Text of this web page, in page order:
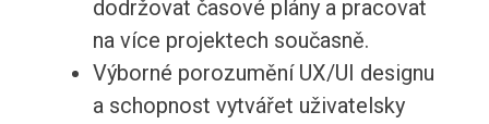
dodržovat časové plány a pracovat
na více projektech současně.
Výborné porozumění UX/UI designu
a schopnost vytvářet uživatelsky